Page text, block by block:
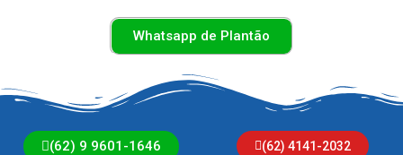
Whatsapp de Plantão
(62) 9 9601-1646 (62) 4141-2032